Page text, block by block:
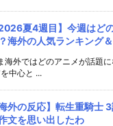
2026夏4週目】今週はど
海外の人気ランキング
海外ではどのアニメが話題
中心と ...
海外の反応】転生重騎士
文を思い出したわ